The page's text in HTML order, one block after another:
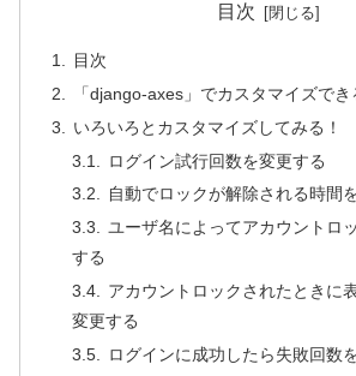
目次
目次
「django-axes」でカスタマイズでき
いろいろとカスタマイズしてみる！
ログイン試行回数を変更する
自動でロックが解除される時間
ユーザ名によってアカウントロ
する
アカウントロックされたときに
変更する
ログインに成功したら失敗回数